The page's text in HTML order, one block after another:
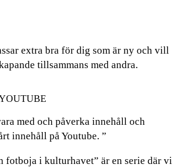
extra bra för dig som är ny och vill
tillsammans med andra.
YOUTUBE
med och påverka innehåll och
innehåll på Youtube. ”
fotboja i kulturhavet” är en serie där vi